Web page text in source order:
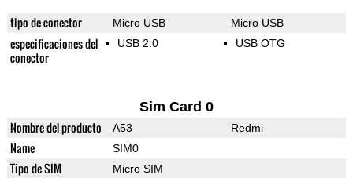
tipo de conector Micro USB Micro USB
especificaciones del
conector
USB 2.0 USB OTG
Sim Card 0
Nombre del producto A53 Redmi
Name SIM0
Tipo de SIM Micro SIM